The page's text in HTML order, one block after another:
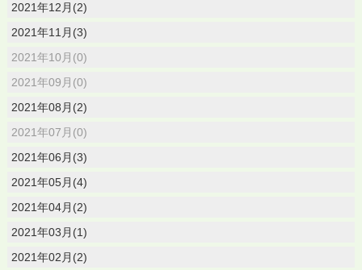
2021年12月(2)
2021年11月(3)
2021年10月(0)
2021年09月(0)
2021年08月(2)
2021年07月(0)
2021年06月(3)
2021年05月(4)
2021年04月(2)
2021年03月(1)
2021年02月(2)